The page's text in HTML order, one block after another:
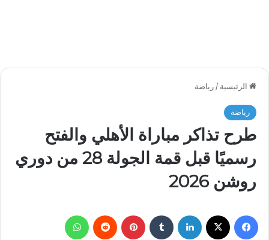
الرئيسية / رياضة
رياضة
طرح تذاكر مباراة الأهلي والفتح
رسميًا قبل قمة الجولة 28 من دوري
روشن 2026
فيسبوك لينكدإن بينتيريست